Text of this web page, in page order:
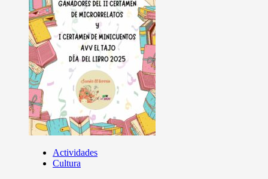
Actividades
Cultura